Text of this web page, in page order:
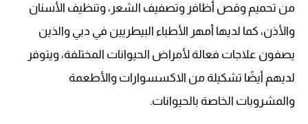
من تحميم وقص أظافر وتصفيف الشعر، وتنظيف الأسنان
والأذن، كما لديها أمهر الأطباء البيطريين في دبي والذين
يصفون علاجات فعالة لأمراض الحيوانات المختلفة، ويتوفر
لديهم أيضًا تشكيلة من الاكسسوارات والأطعمة
والمشروبات الخاصة بالحيوانات.